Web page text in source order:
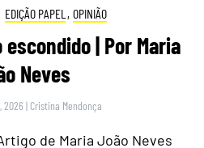
EDIÇÃO PAPEL , OPINIÃO
escondido | Por Maria
Neves
2026 | Cristina Mendonça
de Maria João Neves